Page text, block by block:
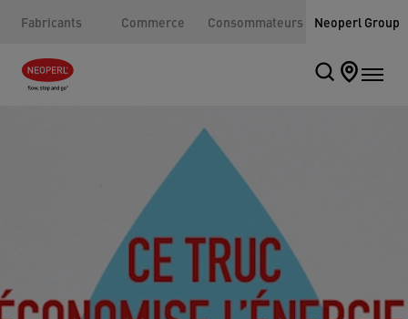
Fabricants Commerce Consommateurs Neoperl Group